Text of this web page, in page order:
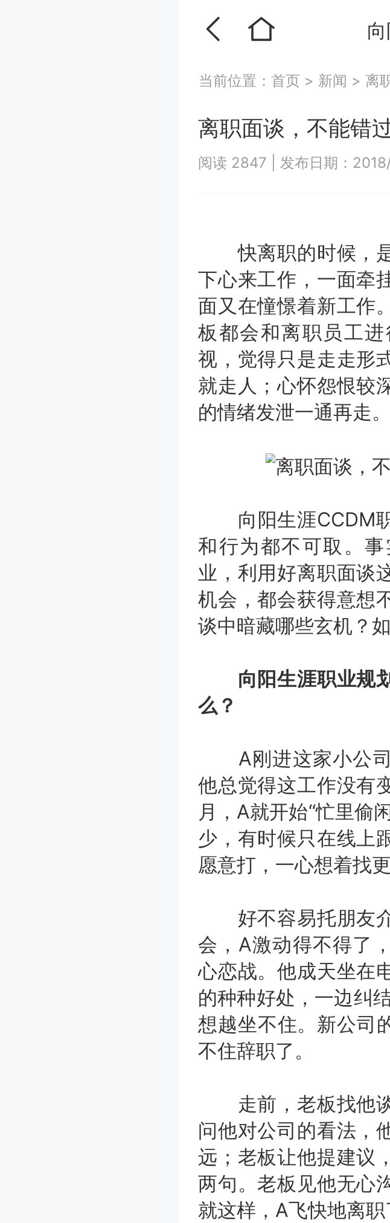
当前位置： 首页 > 新闻 > 离
离职面谈，不能错
阅读 2847 发布日期：
快离职的时候，是
下心来工作，一面牵
面又在憧憬着新工作
板都会和离职员工
视，觉得只是走走形
就走人；心怀怨恨较
的情绪发泄一通再走。
向阳生涯CCDM职
和行为都不可取。
业，利用好离职面谈
机会，都会获得意想
谈中暗藏哪些玄机？
向阳生涯职业规划
么？
A刚进这家小公司
他总觉得这工作没有
月，A就开始“忙里偷
少，有时候只在线上
愿意打，一心想着找
好不容易托朋友介
会，A激动得不得了
心恋战。他成天坐在
的种种好处，一边纠
想越坐不住。新公司
不住辞职了。
走前，老板找他谈
问他对公司的看法，
远；老板让他提建议
两句。老板见他无心
就这样，A飞快地离职